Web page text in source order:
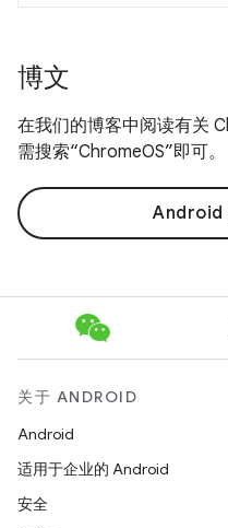
博文
在我们的博客中阅读有关
需搜索“ChromeOS”即可。
Android
关于 ANDROID
Android
适用于企业的 Android
安全